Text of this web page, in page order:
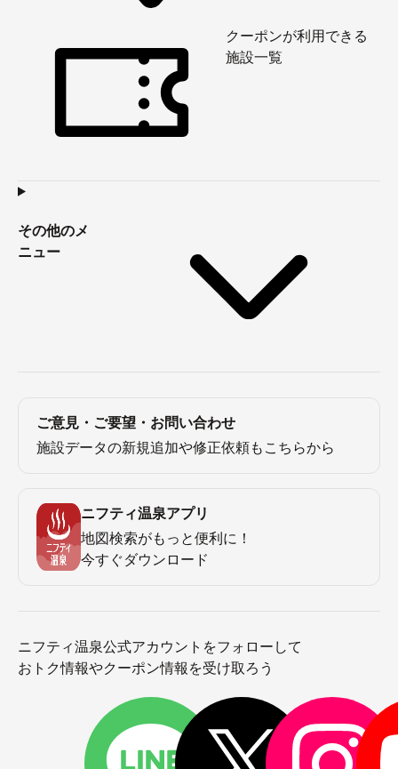
クーポンが利用できる
施設一覧
その他のメ
ニュー
ご意見・ご要望・お問い合わせ
施設データの新規追加や修正依頼もこちらから
ニフティ温泉アプリ
地図検索がもっと便利に！
今すぐダウンロード
ニフティ温泉公式アカウントをフォローして
おトク情報やクーポン情報を受け取ろう